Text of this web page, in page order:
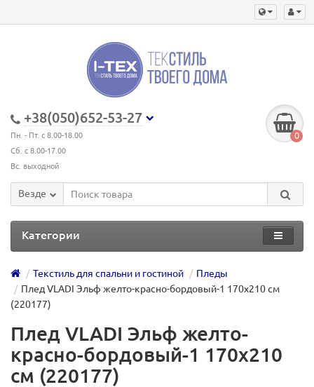
+38(050)652-53-27
Пн. - Пт. с 8.00-18.00
Сб. с 8.00-17.00
Вс. выходной
0
Везде
Категории
Текстиль для спальни и гостиной
Пледы
Плед VLADI Эльф желто-красно-бордовый-1 170х210 см
(220177)
Плед VLADI Эльф желто-
красно-бордовый-1 170х210
см (220177)